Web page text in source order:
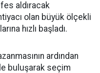
aldıracak
olan büyük ölçekli
hızlı başladı.
ardından
buluşarak seçim